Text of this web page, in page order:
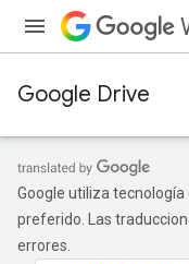
Google Drive
Google utiliza
preferido. Las
errores.